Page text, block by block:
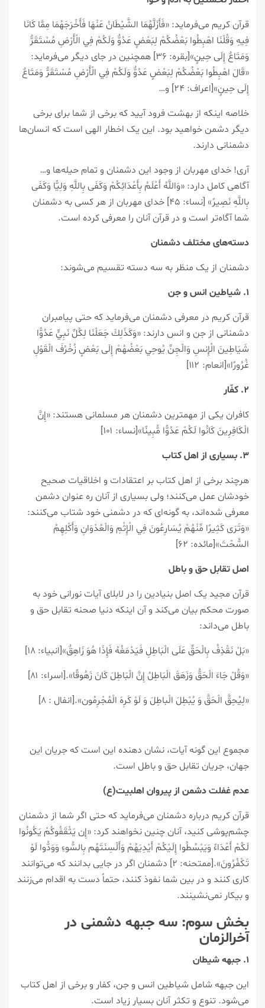
قرآن کریم می‌فرماید: «فَأَزَلَّهُمَا الشَّيْطَانُ عَنْهَا فَأَخْرَجَهُمَا مِمَّا كَانَا
فِيهِ وَقُلْنَا اهْبِطُوا بَعْضُكُمْ لِبَعْضٍ عَدُوٌّ وَلَكُمْ فِي الْأَرْضِ مُسْتَقَرٌّ
وَمَتَاعٌ إِلَى حِينٍ»[بقره: ۳۶] همچنین در جای دیگر می‌فرماید:
«قَالَ اهْبِطُوا بَعْضُكُمْ لِبَعْضٍ عَدُوٌّ وَلَكُمْ فِي الْأَرْضِ مُسْتَقَرٌّ وَمَتَاعٌ
إِلَى حِينٍ»[اعراف: ۲۴] و…
خلاصه اینکه از بهشت فرود آیید که برخی از شما برای برخی
دیگر دشمن خواهید بود. این یک اخطار الهی است که انسان‌ها
دشمنانی دارند.
آری! خدای مهربان از وجود این دشمنان و تمام حیله‌ها و…
آگاهی کامل دارد: «وَاللَّهُ أَعْلَمُ بِأَعْدَائِكُمْ وَكَفَى بِاللَّهِ وَلِيًّا وَكَفَى
بِاللَّهِ نَصِيرً» [نساء: ۴۵] خدای مهربان از هر کسی به دشمنان
شما آگاه‌تر است و در قرآن آنان را معرفی کرده است.
دسته‌های مختلف دشمنان
دشمنان از یک منظر به سه دسته تقسیم می‌شوند:
۱. شیاطین انس و جن
قرآن کریم در معرفی دشمنان می‌فرماید که حتی پیامبران
دشمنانی از جن و انس دارند: «وَكَذَلِكَ جَعَلْنَا لِكُلِّ نَبِيٍّ عَدُوًّا
شَيَاطِينَ الْإِنسِ وَالْجِنِّ يُوحِي بَعْضُهُمْ إِلَى بَعْضٍ زُخْرُفَ الْقَوْلِ
غُرُورًا»[انعام: ۱۱۲]
۲. کفّار
کافران یکی از مهمترین دشمنان هر مسلمانی هستند: «إِنَّ
الْكَافِرِينَ كَانُوا لَكُمْ عَدُوًّا مُّبِينًا»[نساء: ۱۰۱]
۳. بسیاری از اهل کتاب
هرچند برخی از اهل کتاب بر اعتقادات و اخلاقیات صحیح
خودشان عمل می‌کنند؛ ولی بسیاری از آنان ره عنوان دشمن
معرفی شده‌اند، به گونه‌ای که در دشمنی خود شتاب می‌کنند:
«وَتَرَى كَثِيرًا مِّنْهُمْ يُسَارِعُونَ فِي الْإِثْمِ وَالْعُدْوَانِ وَأَكْلِهِمُ
السُّحْتَ»[مائده: ۶۲]
اصل تقابل حق و باطل
قرآن مجید یک اصل بنیادین را در لابلای آیات نورانی خود به
صورت محکم بیان می‌کند و آن اینکه دنیا صحنه تقابل حق و
باطل می‌داند:
«بَلْ نَقْذِفُ بِالْحَقِّ عَلَى الْبَاطِلِ فَيَدْمَغُهُ فَإِذَا هُوَ زَاهِقٌ»[انبیاء: ۱۸]
«وَقُلْ جَاءَ الْحَقُّ وَزَهَقَ الْبَاطِلُ إِنَّ الْبَاطِلَ كَانَ زَهُوقًا».[اسراء: ۸۱]
«لِيُحِقَّ الْحَقَّ وَ يُبْطِلَ الْباطِلَ وَ لَوْ كَرِهَ الْمُجْرِمُون‏».[انفال : ۸]
مجموع این گونه آیات، نشان دهنده این است که جریان این
جهان، جریان تقابل حق و باطل است.
عدم غفلت دشمن از پیروان اهلبیت(ع)
قرآن کریم درباره دشمنان می‌فرماید که حتی اگر شما از دشمنان
چشم‌پوشی کنید، آنان چنین نخواهند کرد: «إِن يَثْقَفُوكُمْ يَكُونُوا
لَكُمْ أَعْدَاءً وَيَبْسُطُوا إِلَيْكُمْ أَيْدِيَهُمْ وَأَلْسِنَتَهُم بِالسُّوءِ وَوَدُّوا لَوْ
تَكْفُرُونَ».[ممتحنه: ۲] دشمنان اگر در جایی بدانند که می‌توانند
کاری کنند و در بین شما نفوذ کنند، حتماً دست به اقدام می‌زنند
و بیکار نمی‌نشینند.
بخش سوم: سه جبهه دشمنی در
آخرالزمان
۱. جبهه شیطان
این جبهه شامل شیاطین انس و جن، کفار و برخی از اهل کتاب
می‌شود. تنوع و تکثر آنان بسیار زیاد است.